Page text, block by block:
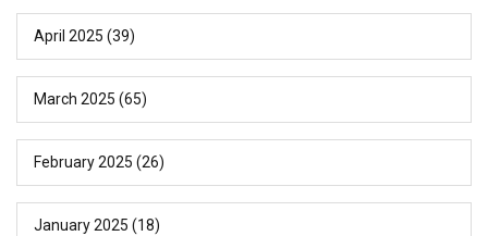
April 2025 (39)
March 2025 (65)
February 2025 (26)
January 2025 (18)